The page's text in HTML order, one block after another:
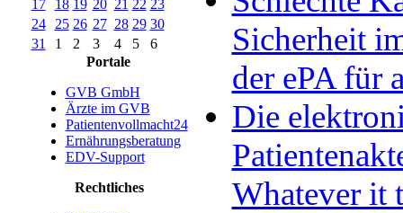
17
18 19 20 21 22 23
24
25 26 27 28 29 30
31
1 2 3 4 5
6
Portale
GVB GmbH
Ärzte im GVB
Patientenvollmacht24
Ernährungsberatung
EDV-Support
Rechtliches
Sicherheit
der ePA für
Die
Whatever it